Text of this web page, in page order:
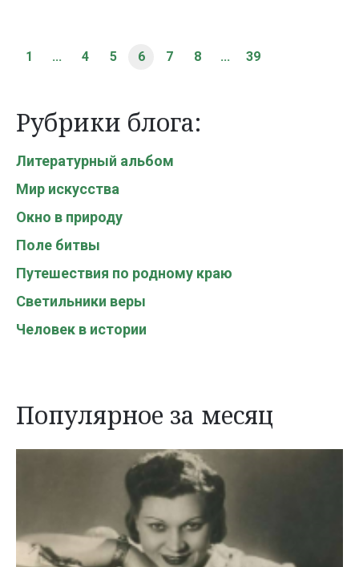
1 ... 4 5 6 7 8 ... 39
Рубрики блога:
Литературный альбом
Мир искусства
Окно в природу
Поле битвы
Путешествия по родному краю
Светильники веры
Человек в истории
Популярное за месяц